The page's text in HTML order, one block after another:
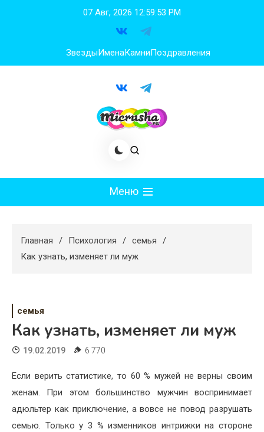
07 Авг, 2026 12:59:54 PM
ЗвездыИменаКамниПоздравления
Меню
Худеем
Дом
Жизнь
Хобби
Красота
Главная Психология
семья
Как узнать, изменяет ли муж
семья
Как узнать, изменяет ли муж
19.02.2019 6 770
Если верить статистике, то 60 % мужей не верны своим
женам. При этом большинство мужчин воспринимает
адюльтер как приключение, а вовсе не повод разрушать
семью. Только у 3 % изменников интрижки на стороне